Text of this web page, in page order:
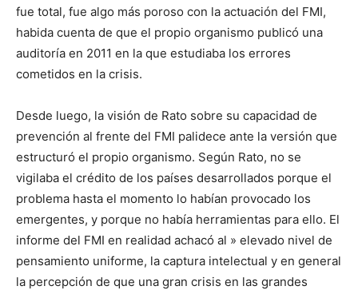
fue total, fue algo más poroso con la actuación del FMI,
habida cuenta de que el propio organismo publicó una
auditoría en 2011 en la que estudiaba los errores
cometidos en la crisis.
Desde luego, la visión de Rato sobre su capacidad de
prevención al frente del FMI palidece ante la versión que
estructuró el propio organismo. Según Rato, no se
vigilaba el crédito de los países desarrollados porque el
problema hasta el momento lo habían provocado los
emergentes, y porque no había herramientas para ello. El
informe del FMI en realidad achacó al » elevado nivel de
pensamiento uniforme, la captura intelectual y en general
la percepción de que una gran crisis en las grandes